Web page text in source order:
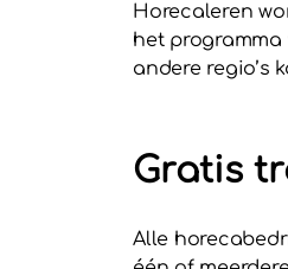
Horecaleren
het
andere regio’s
Gratis
Alle